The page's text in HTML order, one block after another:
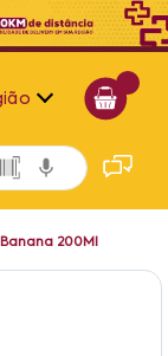
Alagoas
Bahia
200Ml